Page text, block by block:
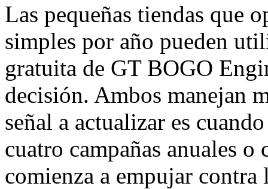
Las pequeñas tiendas que
simples por año pueden
gratuita de GT BOGO
decisión. Ambos manejan
señal a actualizar es
cuatro campañas anuales
comienza a empujar